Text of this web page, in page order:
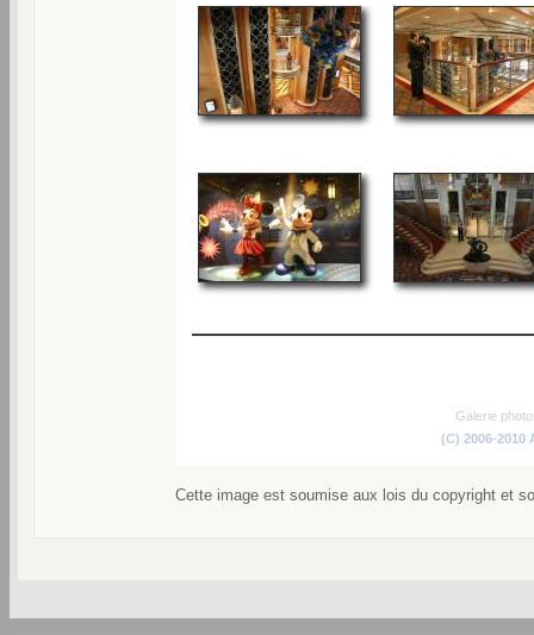
Galerie
(C) 2006-2010
Cette image est soumise aux lois du copyright et